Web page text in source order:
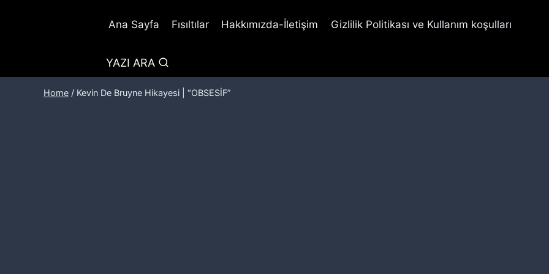
Ana Sayfa Fısıltılar Hakkımızda-İletişim Gizlilik Politikası ve Kullanım koşulları
YAZI ARA
Home / Kevin De Bruyne Hikayesi | “OBSESİF”